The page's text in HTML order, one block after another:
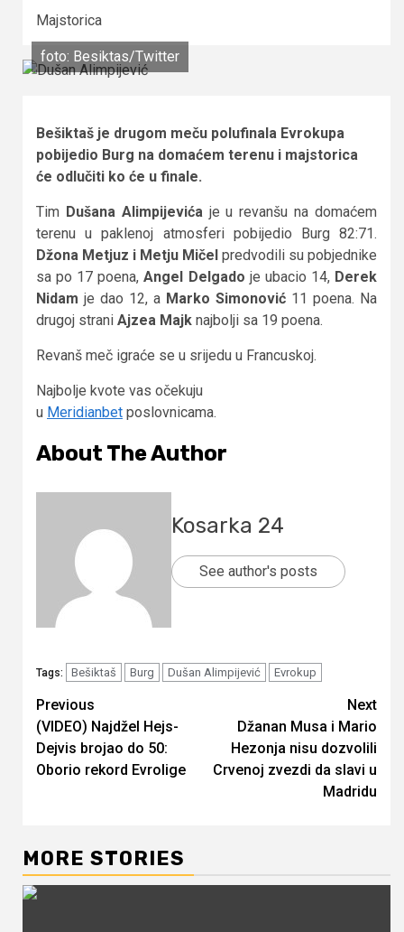
Majstorica
foto: Besiktas/Twitter
Bešiktaš je drugom meču polufinala Evrokupa
pobijedio Burg na domaćem terenu i majstorica
će odlučiti ko će u finale.
Tim Dušana Alimpijevića je u revanšu na domaćem
terenu u paklenoj atmosferi pobijedio Burg 82:71.
Džona Metjuz i Metju Mičel predvodili su pobjednike
sa po 17 poena,Angel Delgado je ubacio 14, Derek
Nidam je dao 12, a Marko Simonović 11 poena. Na
drugoj strani Ajzea Majk najbolji sa 19 poena.
Revanš meč igraće se u srijedu u Francuskoj.
Najbolje kvote vas očekuju
u Meridianbet poslovnicama.
About The Author
Kosarka 24
See author's posts
Tags: Bešiktaš Burg Dušan Alimpijević Evrokup
Continue
Reading
Previous
(VIDEO) Najdžel Hejs-
Dejvis brojao do 50:
Oborio rekord Evrolige
Next
Džanan Musa i Mario
Hezonja nisu dozvolili
Crvenoj zvezdi da slavi u
Madridu
MORE STORIES